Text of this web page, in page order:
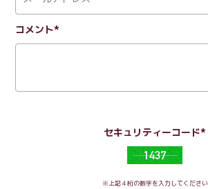
コメント*
セキュリティーコード*
※上記４桁の数字を入力してください